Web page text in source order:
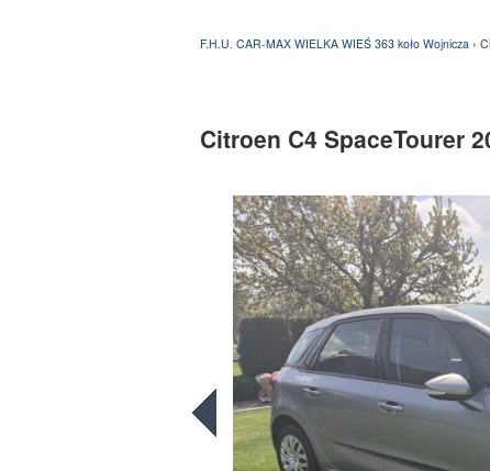
F.H.U. CAR-MAX WIELKA WIEŚ 363 koło Wojnicza ›
Citroen C4 SpaceTourer